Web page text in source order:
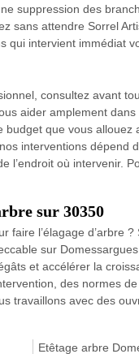
suppression des
sans attendre Sorrel
qui intervient immédiat
consultez avant
aider amplement dans
que vous allouez
interventions dépend
l’endroit où intervenir.
sur 30350
l’élagage d’arbre
sur
et accélérer la
des normes
travaillons avec des
Etêtage arbre